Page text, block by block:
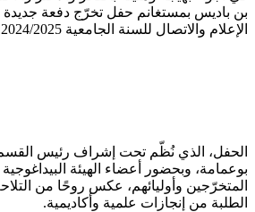
بن باديس بمستغانم حفل تخرّج دفعة
الإعلام والاتصال للسنة الجامعية 2024/2025.
الحفل، الذي نُظّم تحت إشراف رئيس القسم
بوعمامة، وبحضور أعضاء الهيئة البيداغوجية
المتخرّجين وأوليائهم، عكس روحًا من
الطلبة من إنجازات علمية وأكاديمية.